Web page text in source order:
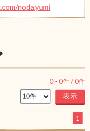
noda.yumi
0 - 0件 /0件
1